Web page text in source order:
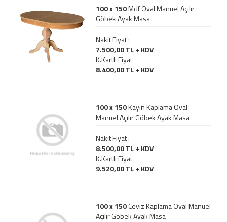
100 x 150Mdf Oval Manuel Açılır
Göbek Ayak Masa
Nakit Fiyat :
7.500,00 TL + KDV
K.Kartlı Fiyat
8.400,00 TL + KDV
100 x 150Kayın Kaplama Oval
Manuel Açılır Göbek Ayak Masa
Nakit Fiyat :
8.500,00 TL + KDV
K.Kartlı Fiyat
9.520,00 TL + KDV
100 x 150Ceviz Kaplama Oval Manuel
Açılır Göbek Ayak Masa